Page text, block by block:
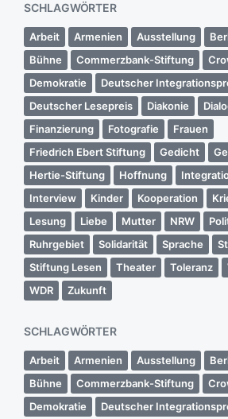
SCHLAGWÖRTER
Arbeit Armenien Ausstellung
Bühne
Commerzbank-Stiftung
Demokratie
Deutscher
Deutscher Lesepreis
Diakonie
Finanzierung
Fotografie
Frauen
Friedrich Ebert Stiftung
Gedicht
Hertie-Stiftung
Hoffnung
Interview
Kinder Kooperation
Lesung
Liebe Mutter NRW
Ruhrgebiet
Solidarität Sprache
Stiftung Lesen
Theater Toleranz
WDR
Zukunft
SCHLAGWÖRTER
Arbeit Armenien Ausstellung
Bühne
Commerzbank-Stiftung
Demokratie
Deutscher